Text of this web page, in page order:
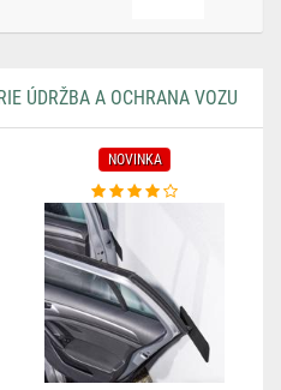
ÚDRŽBA A OCHRANA VOZU
NOVINKA